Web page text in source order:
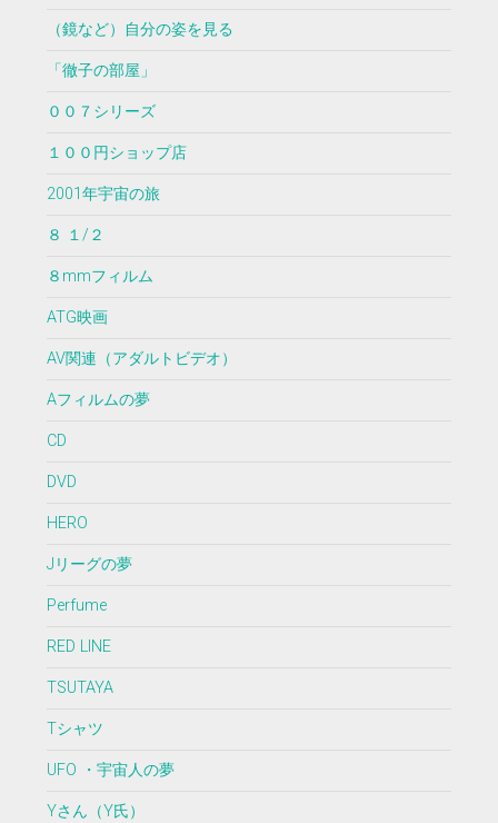
（鏡など）自分の姿を見る
「徹子の部屋」
００７シリーズ
１００円ショップ店
2001年宇宙の旅
８ １/２
８mmフィルム
ATG映画
AV関連（アダルトビデオ）
Aフィルムの夢
CD
DVD
HERO
Jリーグの夢
Perfume
RED LINE
TSUTAYA
Tシャツ
UFO ・宇宙人の夢
Yさん（Y氏）